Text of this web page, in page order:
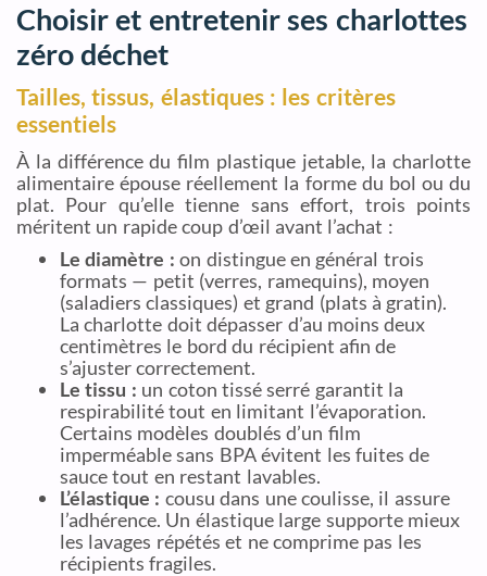
Choisir et entretenir ses charlottes
zéro déchet
Tailles, tissus, élastiques : les critères
essentiels
À la différence du film plastique jetable, la charlotte
alimentaire épouse réellement la forme du bol ou du
plat. Pour qu’elle tienne sans effort, trois points
méritent un rapide coup d’œil avant l’achat :
Le diamètre : on distingue en général trois
formats — petit (verres, ramequins), moyen
(saladiers classiques) et grand (plats à gratin).
La charlotte doit dépasser d’au moins deux
centimètres le bord du récipient afin de
s’ajuster correctement.
Le tissu : un coton tissé serré garantit la
respirabilité tout en limitant l’évaporation.
Certains modèles doublés d’un film
imperméable sans BPA évitent les fuites de
sauce tout en restant lavables.
L’élastique : cousu dans une coulisse, il assure
l’adhérence. Un élastique large supporte mieux
les lavages répétés et ne comprime pas les
récipients fragiles.